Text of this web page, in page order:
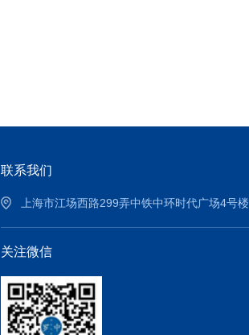
联系我们
上海市江场西路299弄中铁中环时代广场4号楼
关注微信